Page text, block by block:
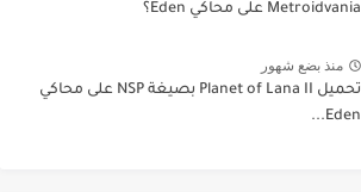
Metroidvania على محاكي Eden؟
منذ بضع شهور
تحميل Planet of Lana II بصيغة NSP على محاكي
Eden...